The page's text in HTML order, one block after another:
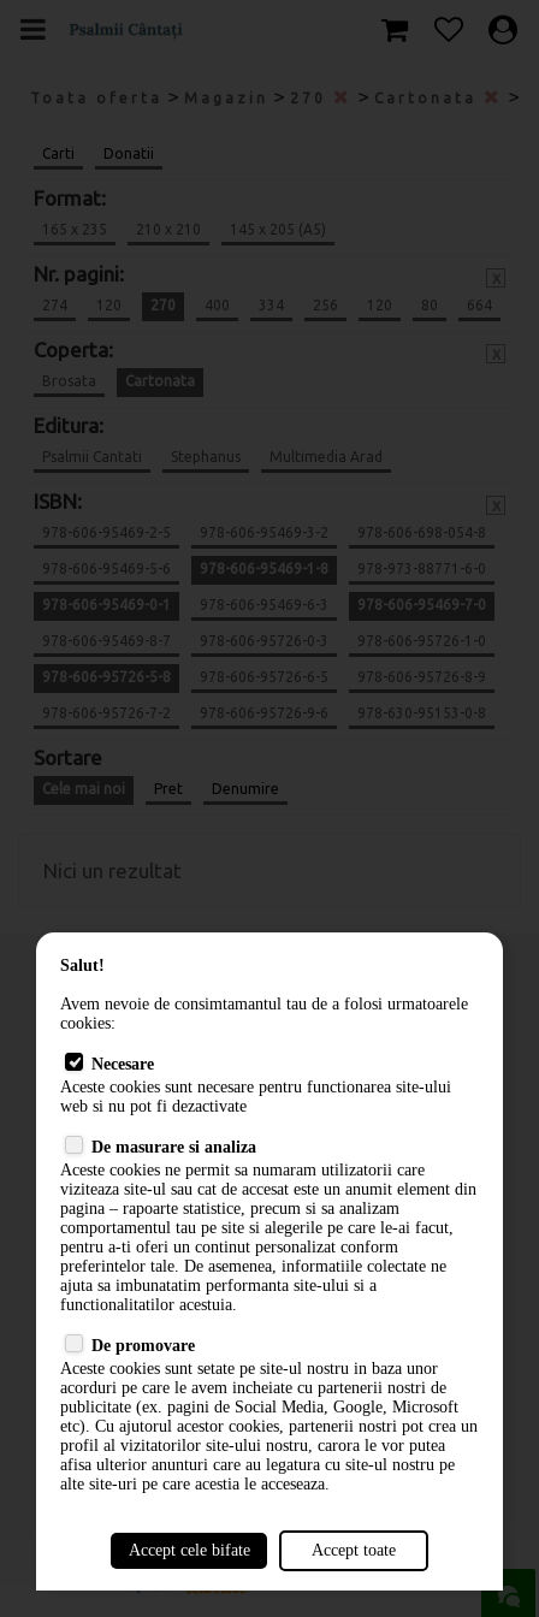
Toata oferta > Magazin > 270 > Cartonata >
Carti Donatii
Format:
165 x 235 210 x 210 145 x 205 (A5)
Nr. pagini:
274 120 270 400 334 256 120 80 664
Coperta:
Brosata Cartonata
Editura:
Psalmii Cantati Stephanus Multimedia Arad
ISBN:
978-606-95469-2-5 978-606-95469-3-2 978-606-698-054-8
978-606-95469-5-6 978-606-95469-1-8 978-973-88771-6-0
978-606-95469-0-1 978-606-95469-6-3 978-606-95469-7-0
978-606-95469-8-7 978-606-95726-0-3 978-606-95726-1-0
978-606-95726-5-8 978-606-95726-6-5 978-606-95726-8-9
978-606-95726-7-2 978-606-95726-9-6 978-630-95153-0-8
Sortare
Cele mai noi Pret Denumire
Nici un rezultat
Cum comand
Livrare
Contact
Politica de confidentialitate
ANPC
ABONARE LA NEWSLETTER
ABONARE
Salut!
Avem nevoie de consimtamantul tau de a folosi urmatoarele
cookies:
Necesare
Aceste cookies sunt necesare pentru functionarea site-ului
web si nu pot fi dezactivate
De masurare si analiza
Aceste cookies ne permit sa numaram utilizatorii care
viziteaza site-ul sau cat de accesat este un anumit element din
pagina – rapoarte statistice, precum si sa analizam
comportamentul tau pe site si alegerile pe care le-ai facut,
pentru a-ti oferi un continut personalizat conform
preferintelor tale. De asemenea, informatiile colectate ne
ajuta sa imbunatatim performanta site-ului si a
functionalitatilor acestuia.
De promovare
Aceste cookies sunt setate pe site-ul nostru in baza unor
acorduri pe care le avem incheiate cu partenerii nostri de
publicitate (ex. pagini de Social Media, Google, Microsoft
etc). Cu ajutorul acestor cookies, partenerii nostri pot crea un
profil al vizitatorilor site-ului nostru, carora le vor putea
afisa ulterior anunturi care au legatura cu site-ul nostru pe
alte site-uri pe care acestia le acceseaza.
Accept cele bifate Accept toate